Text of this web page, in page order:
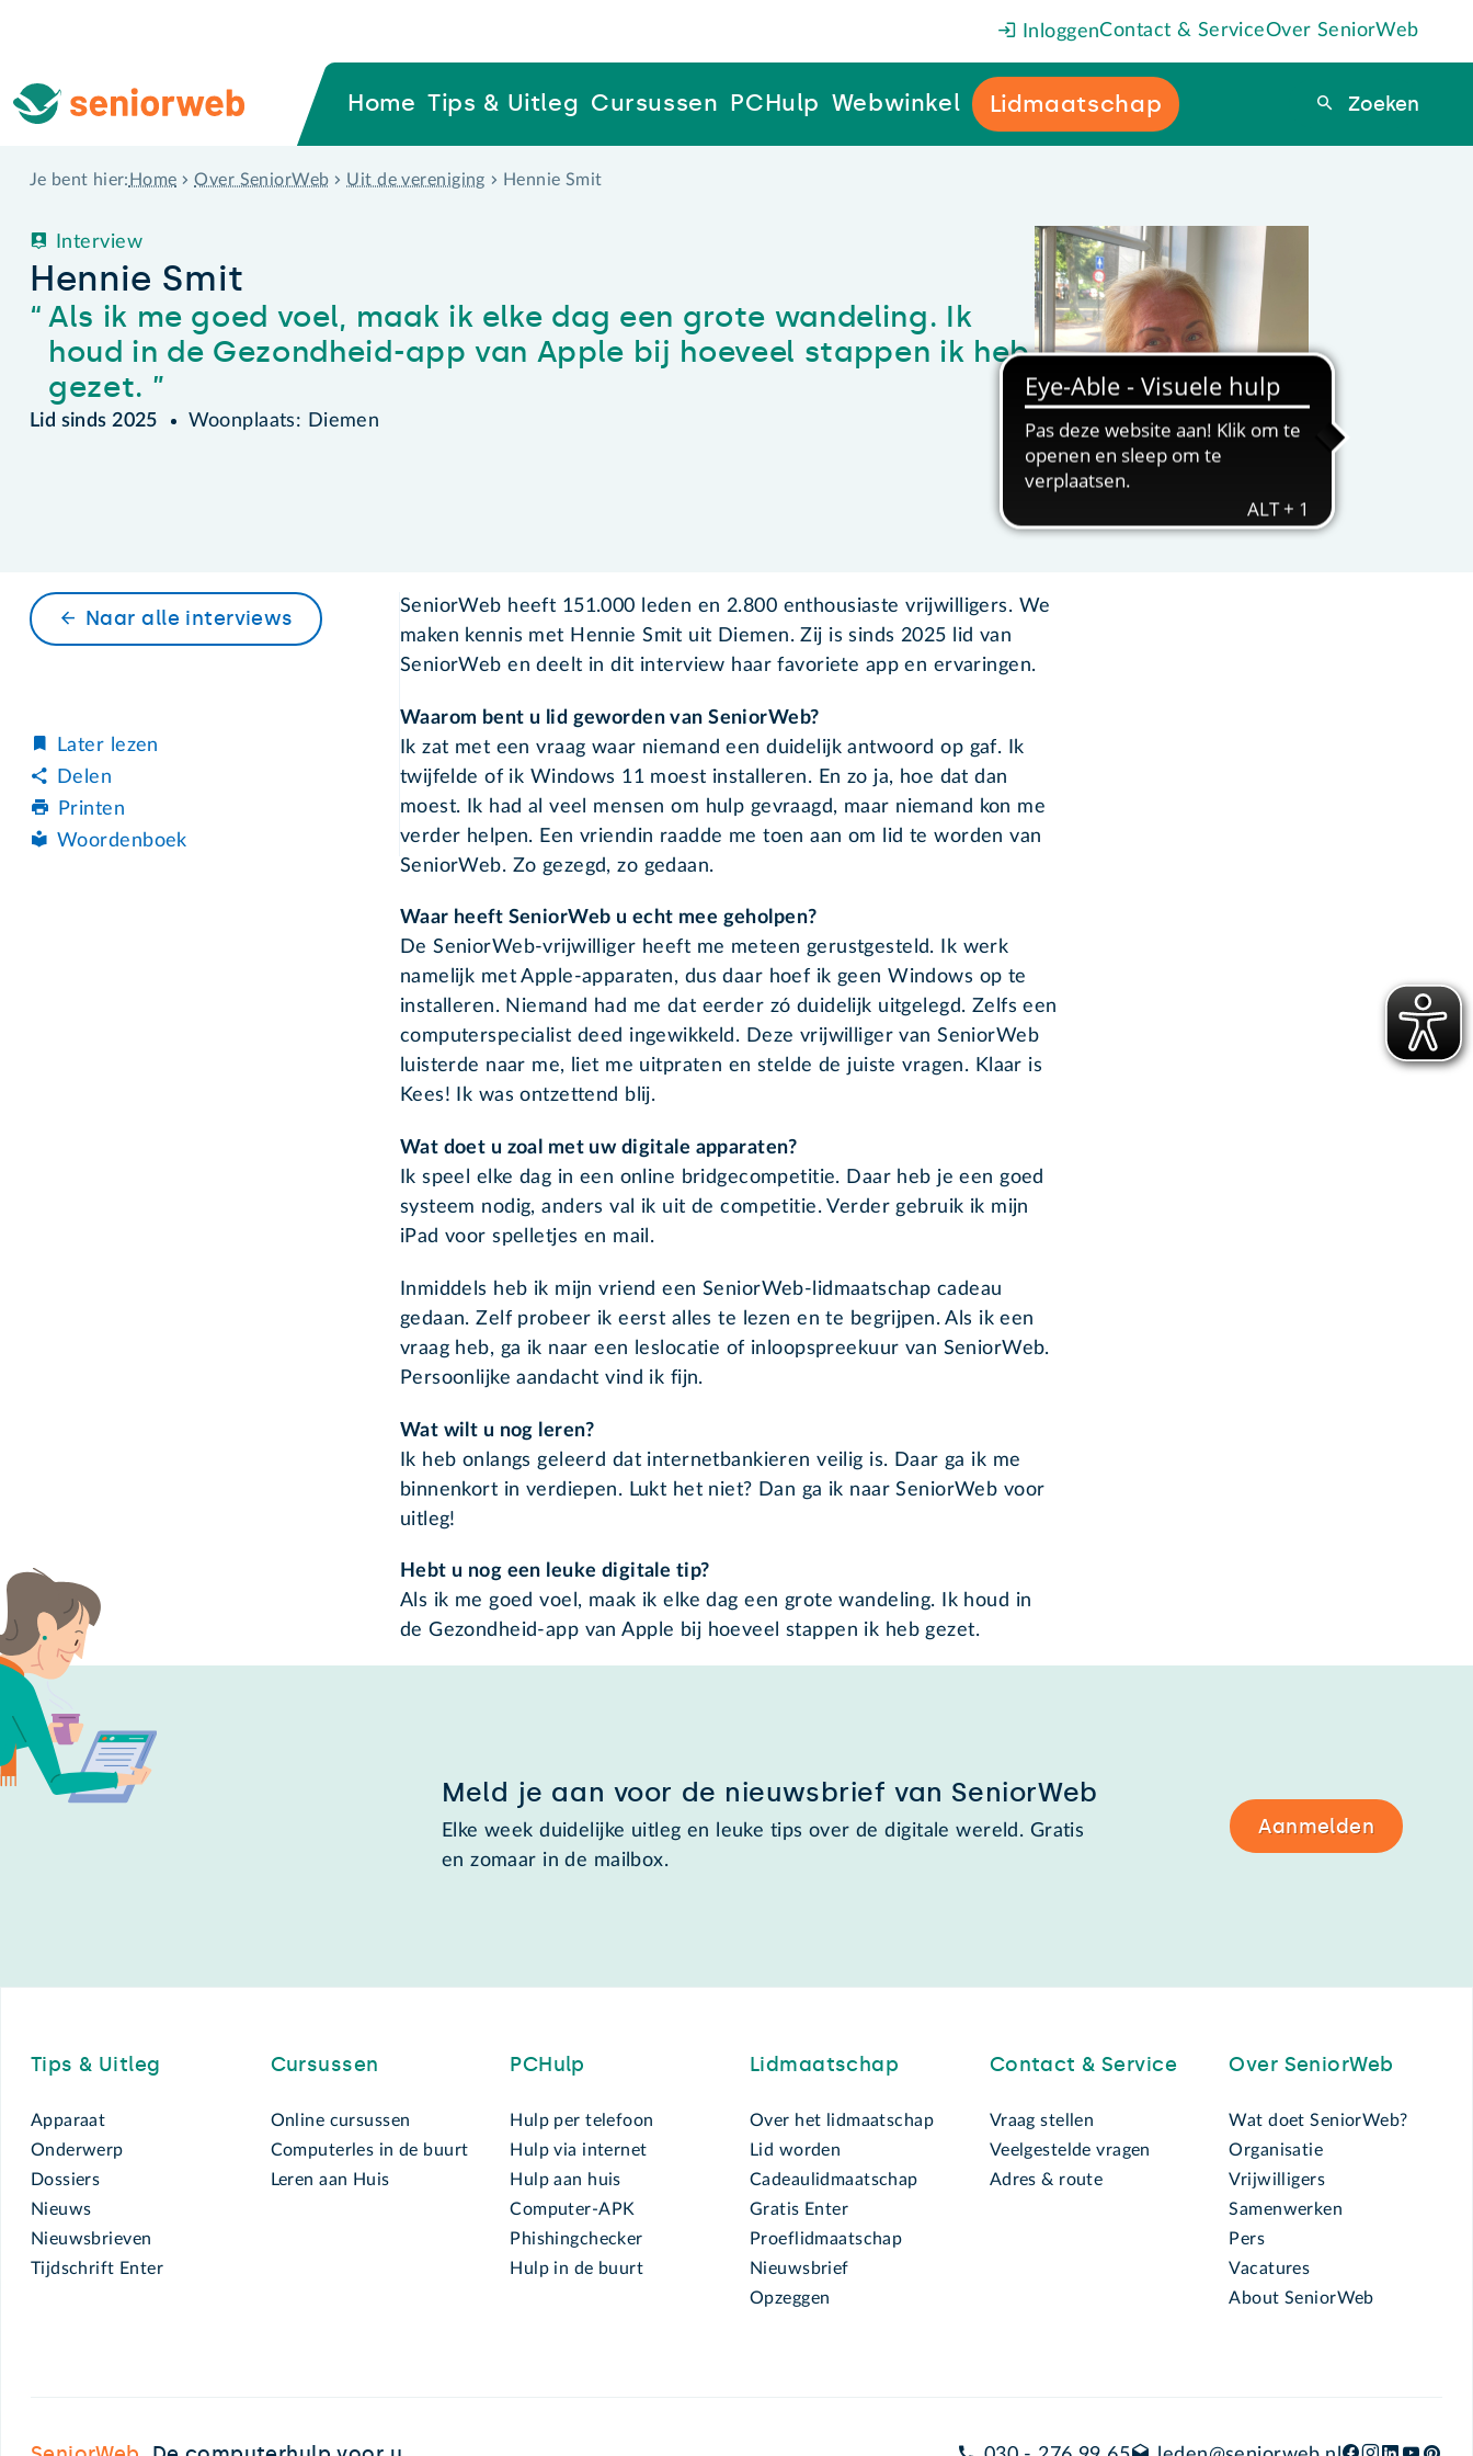
InloggenContact & ServiceOver SeniorWeb
Home Tips & Uitleg Cursussen PCHulp Webwinkel Lidmaatschap Zoeken
Zoeken
Je bent hier: Home Over SeniorWeb Uit de vereniging Hennie Smit
Hennie Smit
Interview
Als ik me goed voel, maak ik elke dag een grote wandeling. Ik
houd in de Gezondheid-app van Apple bij hoeveel stappen ik heb
gezet.
Lid sinds 2025 Woonplaats: Diemen
Naar alle interviews
Later lezen
Delen
Printen
Woordenboek
SeniorWeb heeft 151.000 leden en 2.800 enthousiaste vrijwilligers. We
maken kennis met Hennie Smit uit Diemen. Zij is sinds 2025 lid van
SeniorWeb en deelt in dit interview haar favoriete app en ervaringen.
Waarom bent u lid geworden van SeniorWeb?
Ik zat met een vraag waar niemand een duidelijk antwoord op gaf. Ik
twijfelde of ik Windows 11 moest installeren. En zo ja, hoe dat dan
moest. Ik had al veel mensen om hulp gevraagd, maar niemand kon me
verder helpen. Een vriendin raadde me toen aan om lid te worden van
SeniorWeb. Zo gezegd, zo gedaan.
Waar heeft SeniorWeb u echt mee geholpen?
De SeniorWeb-vrijwilliger heeft me meteen gerustgesteld. Ik werk
namelijk met Apple-apparaten, dus daar hoef ik geen Windows op te
installeren. Niemand had me dat eerder zó duidelijk uitgelegd. Zelfs een
computerspecialist deed ingewikkeld. Deze vrijwilliger van SeniorWeb
luisterde naar me, liet me uitpraten en stelde de juiste vragen. Klaar is
Kees! Ik was ontzettend blij.
Wat doet u zoal met uw digitale apparaten?
Ik speel elke dag in een online bridgecompetitie. Daar heb je een goed
systeem nodig, anders val ik uit de competitie. Verder gebruik ik mijn
iPad voor spelletjes en mail.
Inmiddels heb ik mijn vriend een SeniorWeb-lidmaatschap cadeau
gedaan. Zelf probeer ik eerst alles te lezen en te begrijpen. Als ik een
vraag heb, ga ik naar een leslocatie of inloopspreekuur van SeniorWeb.
Persoonlijke aandacht vind ik fijn.
Wat wilt u nog leren?
Ik heb onlangs geleerd dat internetbankieren veilig is. Daar ga ik me
binnenkort in verdiepen. Lukt het niet? Dan ga ik naar SeniorWeb voor
uitleg!
Hebt u nog een leuke digitale tip?
Als ik me goed voel, maak ik elke dag een grote wandeling. Ik houd in
de Gezondheid-app van Apple bij hoeveel stappen ik heb gezet.
Meld je aan voor de nieuwsbrief van SeniorWeb
Elke week duidelijke uitleg en leuke tips over de digitale wereld. Gratis
en zomaar in de mailbox.
Aanmelden
Tips & Uitleg
Apparaat
Onderwerp
Dossiers
Nieuws
Nieuwsbrieven
Tijdschrift Enter
Cursussen
Online cursussen
Computerles in de buurt
Leren aan Huis
PCHulp
Hulp per telefoon
Hulp via internet
Hulp aan huis
Computer-APK
Phishingchecker
Hulp in de buurt
Lidmaatschap
Over het lidmaatschap
Lid worden
Cadeaulidmaatschap
Gratis Enter
Proeflidmaatschap
Nieuwsbrief
Opzeggen
Contact & Service
Vraag stellen
Veelgestelde vragen
Adres & route
Over SeniorWeb
Wat doet SeniorWeb?
Organisatie
Vrijwilligers
Samenwerken
Pers
Vacatures
About SeniorWeb